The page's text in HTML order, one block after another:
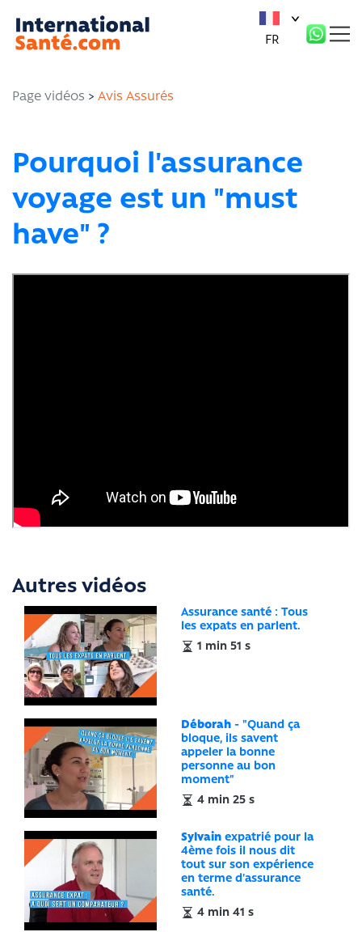
FR
Page vidéos > Avis Assurés
Pourquoi l'assurance
voyage est un "must
have" ?
Autres vidéos
Assurance santé : Tous
les expats en parlent.
1 min 51 s
Déborah - "Quand ça
bloque, ils savent
appeler la bonne
personne au bon
moment"
4 min 25 s
Sylvain expatrié pour la
4ème fois il nous dit
tout sur son expérience
en terme d'assurance
santé.
4 min 41 s